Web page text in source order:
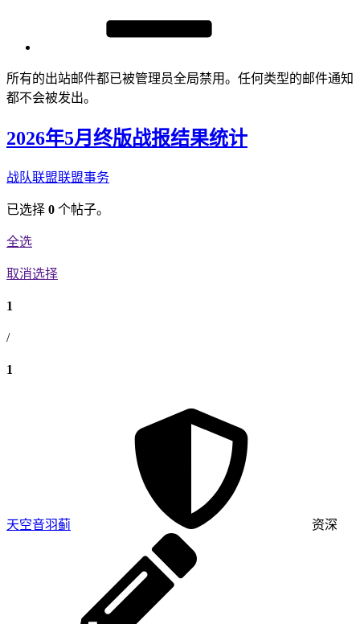
所有的出站邮件都已被管理员全局禁用。任何类型的邮件通知
都不会被发出。
2026年5月终版战报结果统计
战队联盟联盟事务
已选择 0 个帖子。
全选
取消选择
1
/
1
天空音羽蓟 资深